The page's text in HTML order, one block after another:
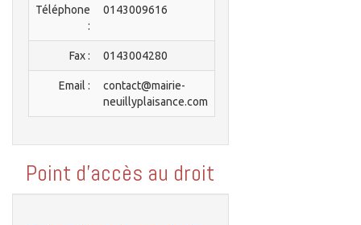
Téléphone
:
0143009616
Fax : 0143004280
Email :
contact@mairie-
neuillyplaisance.com
Point d'accès au droit